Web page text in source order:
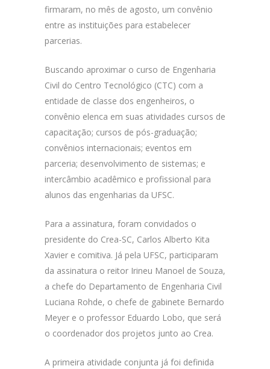
firmaram, no mês de agosto, um convênio
entre as instituições para estabelecer
parcerias.
Buscando aproximar o curso de Engenharia
Civil do Centro Tecnológico (CTC) com a
entidade de classe dos engenheiros, o
convênio elenca em suas atividades cursos de
capacitação; cursos de pós-graduação;
convênios internacionais; eventos em
parceria; desenvolvimento de sistemas; e
intercâmbio acadêmico e profissional para
alunos das engenharias da UFSC.
Para a assinatura, foram convidados o
presidente do Crea-SC, Carlos Alberto Kita
Xavier e comitiva. Já pela UFSC, participaram
da assinatura o reitor Irineu Manoel de Souza,
a chefe do Departamento de Engenharia Civil
Luciana Rohde, o chefe de gabinete Bernardo
Meyer e o professor Eduardo Lobo, que será
o coordenador dos projetos junto ao Crea.
A primeira atividade conjunta já foi definida